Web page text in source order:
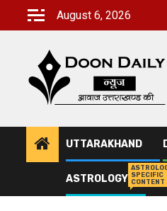
August 6, 2026
UTTARAKHAND
ASTROLOGY SPECIFIC
CONTENT